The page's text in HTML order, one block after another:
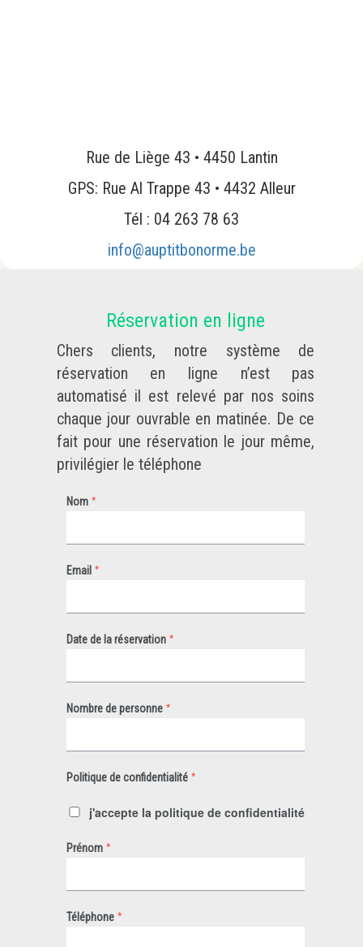
Rue de Liège 43 • 4450 Lantin
GPS: Rue Al Trappe 43 • 4432 Alleur
Tél : 04 263 78 63
info@auptitbonorme.be
Réservation en ligne
Chers clients, notre système de
réservation en ligne n’est pas
automatisé il est relevé par nos soins
chaque jour ouvrable en matinée. De ce
fait pour une réservation le jour même,
privilégier le téléphone
Nom *
Email *
Date de la réservation *
Nombre de personne *
Politique de confidentialité *
j'accepte la politique de confidentialité
Prénom *
Téléphone *